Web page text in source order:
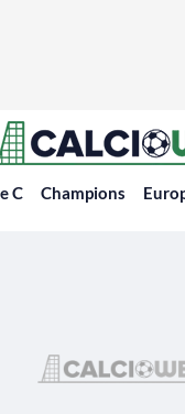
C Champions